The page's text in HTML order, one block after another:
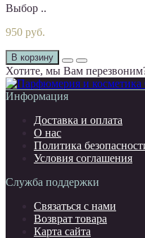
Выбор ..
950 руб.
В корзину
Хотите, мы Вам
Информация
Доставка и оплата
О нас
Политика
Условия соглашения
Служба поддержки
Связаться с нами
Возврат товара
Карта сайта